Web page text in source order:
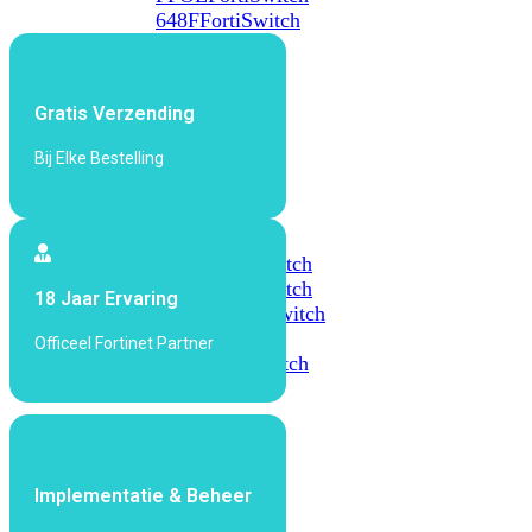
648FFortiSwitch
1000
FortiSwitch
1048E
FortiSwitch
T1024E
FortiSwitch
T1024F-
FortiSwitch
Series
Gratis Verzending
Bij Elke Bestelling
18 Jaar Ervaring
Officeel Fortinet Partner
Implementatie & Beheer